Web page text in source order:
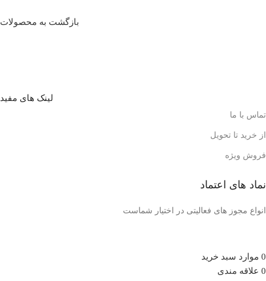
بازگشت به محصولات
لینک های مفید
تماس با ما
از خرید تا تحویل
فروش ویژه
نماد های اعتماد
انواع مجوز های فعالیتی در اختیار شماست
0 موارد سبد خرید
0 علاقه مندی